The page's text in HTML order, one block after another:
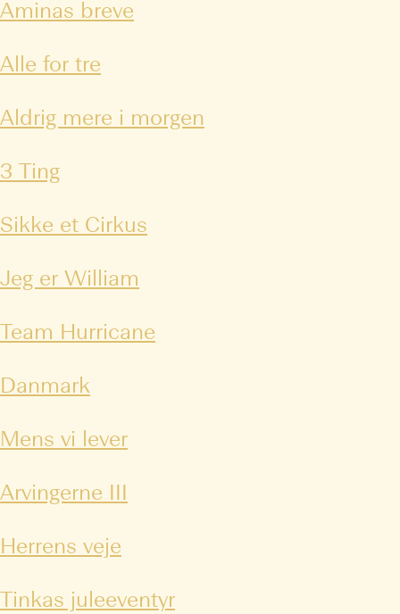
Aminas breve
Alle for tre
Aldrig mere i morgen
3 Ting
Sikke et Cirkus
Jeg er William
Team Hurricane
Danmark
Mens vi lever
Arvingerne III
Herrens veje
Tinkas juleeventyr